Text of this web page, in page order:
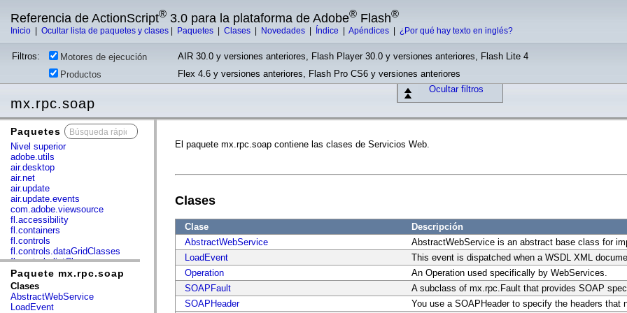
Referencia de ActionScript® 3.0 para la plataforma de Adobe® Flash®
Inicio Ocultar lista de paquetes y clases Paquetes Clases Novedades Índice Apéndices ¿Por qué hay texto en inglés?
Filtros: Motores de ejecución
AIR 30.0 y versiones anteriores, Flash Player 30.0 y versiones anteriores, Flash Lite 4
Productos
Flex 4.6 y versiones anteriores, Flash Pro CS6 y versiones anteriores
Ocultar filtros
mx.rpc.soap
Paquetes
Nivel superior
adobe.utils
air.desktop
air.net
air.update
air.update.events
com.adobe.viewsource
fl.accessibility
fl.containers
fl.controls
fl.controls.dataGridClasses
fl.controls.listClasses
fl.controls.progressBarClasses
fl.core
fl.data
fl.display
Paquete mx.rpc.soap
Clases
AbstractWebService
LoadEvent
El paquete mx.rpc.soap contiene las clases de Servicios Web.
Clases
Clase
Descripción
AbstractWebService
AbstractWebService is an abstract base class for
LoadEvent
This event is dispatched when a WSDL XML
Operation
An Operation used specifically by WebServices.
SOAPFault
A subclass of mx.rpc.Fault that provides SOAP
SOAPHeader
You use a SOAPHeader to specify the headers that